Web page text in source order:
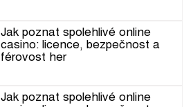
Jak poznat spolehlivé online
casino: licence, bezpečnost a
férovost her
Jak poznat spolehlivé online